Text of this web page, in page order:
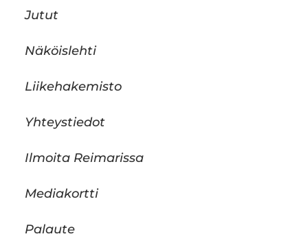
Jutut
Näköislehti
Liikehakemisto
Yhteystiedot
Ilmoita Reimarissa
Mediakortti
Palaute